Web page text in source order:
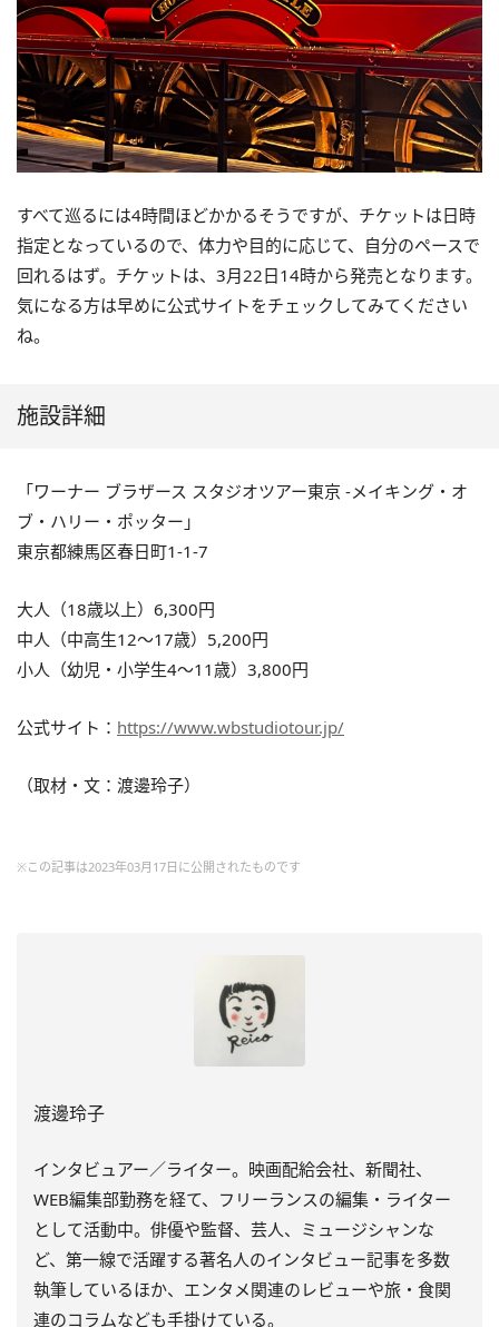
すべて巡るには4時間ほどかかるそうですが、チケットは日時
指定となっているので、体力や目的に応じて、自分のペースで
回れるはず。チケットは、3月22日14時から発売となります。
気になる方は早めに公式サイトをチェックしてみてください
ね。
施設詳細
「ワーナー ブラザース スタジオツアー東京 ‐メイキング・オ
ブ・ハリー・ポッター」
東京都練馬区春日町1-1-7
大人（18歳以上）6,300円
中人（中高生12～17歳）5,200円
小人（幼児・小学生4～11歳）3,800円
公式サイト： https://www.wbstudiotour.jp/
（取材・文：渡邊玲子）
※この記事は2023年03月17日に公開されたものです
渡邊玲子
インタビュアー／ライター。映画配給会社、新聞社、
WEB編集部勤務を経て、フリーランスの編集・ライター
として活動中。俳優や監督、芸人、ミュージシャンな
ど、第一線で活躍する著名人のインタビュー記事を多数
執筆しているほか、エンタメ関連のレビューや旅・食関
連のコラムなども手掛けている。